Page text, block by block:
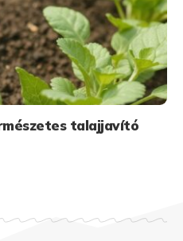
talajjavító